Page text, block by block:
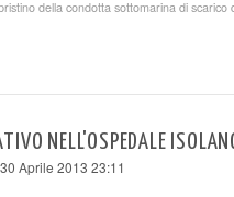
della condotta sottomarina di scarico
NELL'OSPEDALE
Aprile 2013 23:11